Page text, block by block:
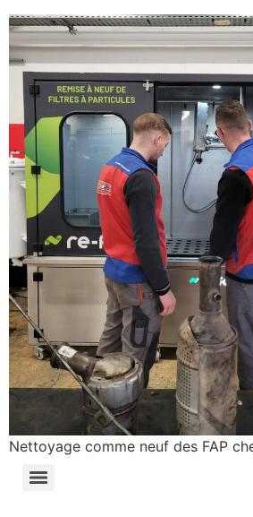
Nettoyage comme neuf des FAP